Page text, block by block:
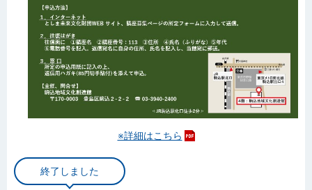
※詳細はこちら
終了しました